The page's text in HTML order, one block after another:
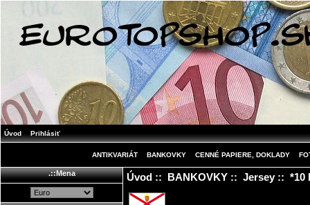
Úvod Prihlásiť
ANTIKVARIÁT BANKOVKY CENNÉ PAPIERE, DOKLADY
.::Mena Úvod:: BANKOVKY:: Jersey:: *10